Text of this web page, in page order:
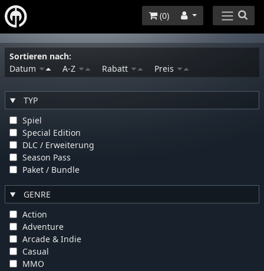
(0)
Sortieren nach:
Datum
A-Z Rabatt Preis
TYP
Spiel
Special Edition
DLC / Erweiterung
Season Pass
Paket / Bundle
GENRE
Action
Adventure
Arcade & Indie
Casual
MMO